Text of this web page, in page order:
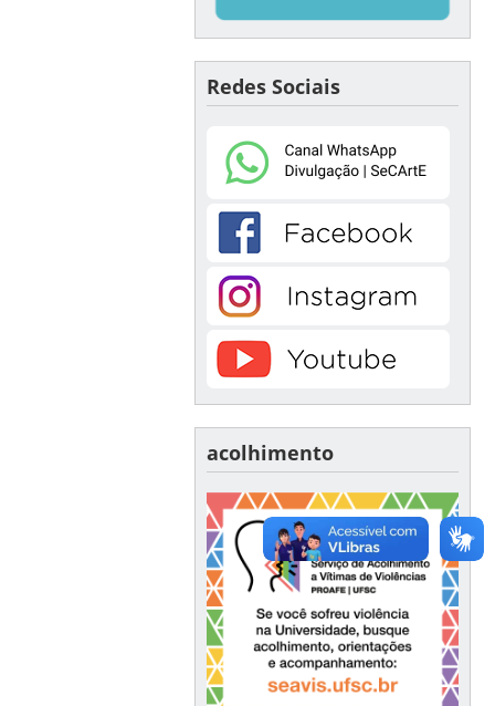
Redes Sociais
acolhimento